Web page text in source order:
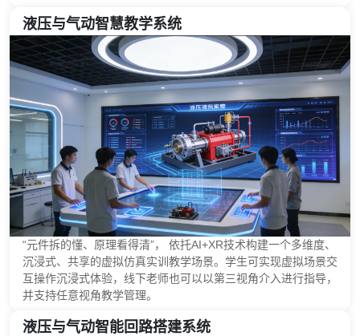
液压与气动智慧教学系统
“元件拆的懂、原理看得清”， 依托AI+XR技术构建一个多维度、
沉浸式、共享的虚拟仿真实训教学场景。学生可实现虚拟场景交
互操作沉浸式体验，线下老师也可以以第三视角介入进行指导，
并支持任意视角教学管理。
液压与气动智能回路搭建系统